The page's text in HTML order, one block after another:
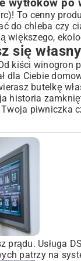
wytłoków po
To cenny
do chleba czy
większego,
się
kiści winogron
dla Ciebie
butelkę
historia
piwniczka
Usługa
patrzy na